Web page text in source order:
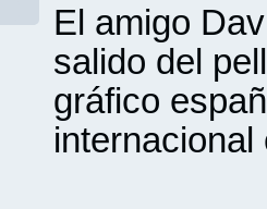
El amigo
salido del
gráfico